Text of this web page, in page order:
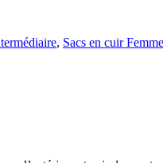
, Sacs en cuir Femme